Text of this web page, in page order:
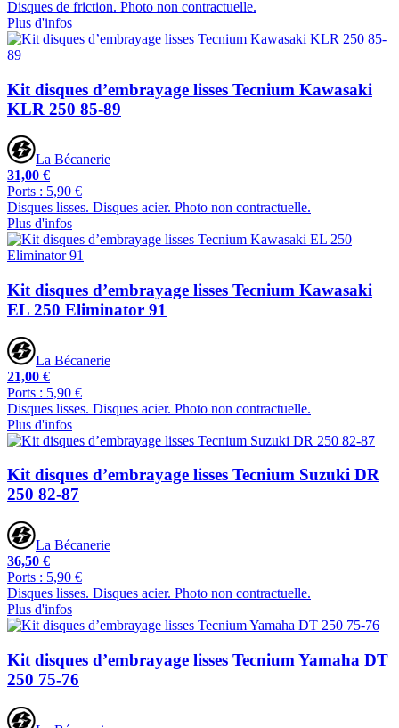
Disques de friction. Photo non contractuelle.
Plus d'infos
Kit disques d’embrayage lisses Tecnium Kawasaki
KLR 250 85-89
La Bécanerie
31,00 €
Ports : 5,90 €
Disques lisses. Disques acier. Photo non contractuelle.
Plus d'infos
Kit disques d’embrayage lisses Tecnium Kawasaki
EL 250 Eliminator 91
La Bécanerie
21,00 €
Ports : 5,90 €
Disques lisses. Disques acier. Photo non contractuelle.
Plus d'infos
Kit disques d’embrayage lisses Tecnium Suzuki DR
250 82-87
La Bécanerie
36,50 €
Ports : 5,90 €
Disques lisses. Disques acier. Photo non contractuelle.
Plus d'infos
Kit disques d’embrayage lisses Tecnium Yamaha DT
250 75-76